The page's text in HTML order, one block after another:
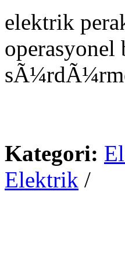
elektrik
Kategori:
Elektrik /